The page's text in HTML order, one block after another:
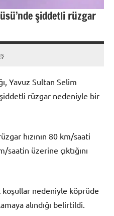
şiddetli rüzgar
Yavuz Sultan Selim
rüzgar nedeniyle bir
hızının 80 km/saati
saatin üzerine çıktığını
nedeniyle köprüde
alındığı belirtildi.